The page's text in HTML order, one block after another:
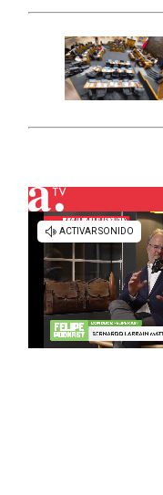
activa Alerta
Preventiva en
tres comunas